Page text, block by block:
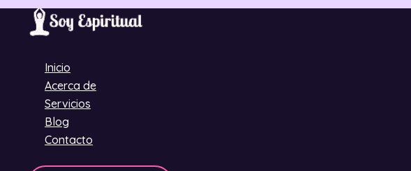
Ir
Inicio
Acerca de
Servicios
Blog
Contacto